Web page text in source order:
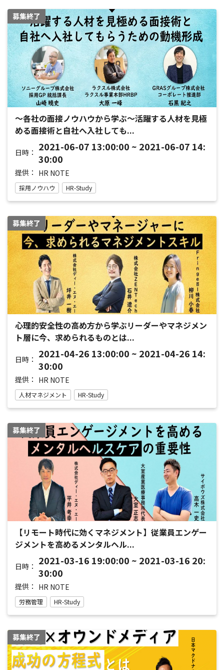
募集終了
～各社の面接ノウハウから学ぶ～活躍する人材を見極
める面接術と自社へ入社しても...
日時： 2021-06-07 13:00:00 ~ 2021-06-07 14:
30:00
提供： HR NOTE
採用ノウハウ HR-Study
募集終了
心理的安全性の高め方から学ぶリーダーやマネジメン
ト層に今、求められるものとは...
日時： 2021-04-26 13:00:00 ~ 2021-04-26 14:
30:00
提供： HR NOTE
人材マネジメント HR-Study
募集終了
【リモート時代に効くマネジメント】従業員エンゲー
ジメントを高めるメンタルヘル...
日時： 2021-03-16 19:00:00 ~ 2021-03-16 20:
30:00
提供： HR NOTE
労務管理 HR-Study
募集終了